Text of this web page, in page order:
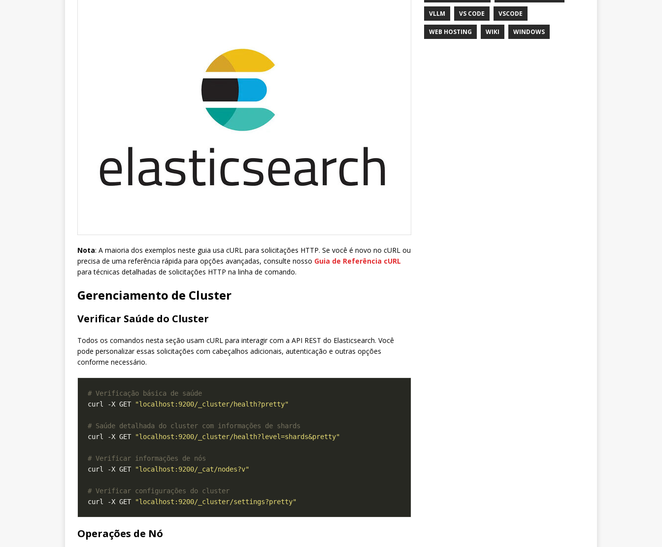
Nota: A maioria dos exemplos neste guia usa cURL para solicitações HTTP. Se você é novo no cURL ou
precisa de uma referência rápida para opções avançadas, consulte nosso Guia de Referência cURL
para técnicas detalhadas de solicitações HTTP na linha de comando.
Gerenciamento de Cluster
Verificar Saúde do Cluster
Todos os comandos nesta seção usam cURL para interagir com a API REST do Elasticsearch. Você
pode personalizar essas solicitações com cabeçalhos adicionais, autenticação e outras opções
conforme necessário.
# Verificação básica de saúde
curl -X GET
"localhost:9200/_cluster/health?pretty"
# Saúde detalhada do cluster com informações de shards
curl -X GET
"localhost:9200/_cluster/health?level=shards&pretty"
# Verificar informações de nós
curl -X GET
"localhost:9200/_cat/nodes?v"
# Verificar configurações do cluster
curl -X GET
"localhost:9200/_cluster/settings?pretty"
Operações de Nó
VLLM VS CODE VSCODE
WEB HOSTING WIKI WINDOWS